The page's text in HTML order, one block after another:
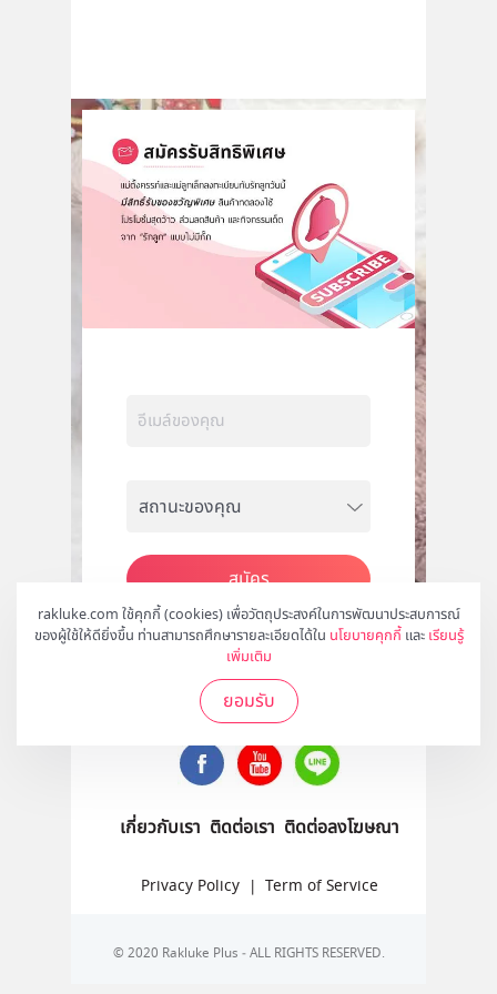
rakluke.com ใช้คุกกี้ (cookies) เพื่อวัตถุประสงค์ในการพัฒนาประสบการณ์
ของผู้ใช้ให้ดียิ่งขึ้น ท่านสามารถศึกษารายละเอียดได้ใน นโยบายคุกกี้ และ เรียนรู้
เพิ่มเติม
ยอมรับ
สมัคร
ติดตามเราได้ที่
เกี่ยวกับเรา ติดต่อเรา ติดต่อลงโฆษณา
Privacy Policy | Term of Service
© 2020 Rakluke Plus - ALL RIGHTS RESERVED.